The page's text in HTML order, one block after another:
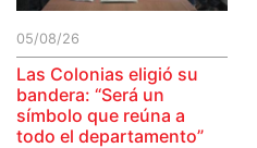
05/08/26
Las Colonias eligió su
bandera: “Será un
símbolo que reúna a
todo el departamento”